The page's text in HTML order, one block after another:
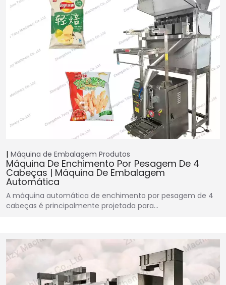
Máquina de Embalagem Produtos
Máquina De Enchimento Por Pesagem De 4
Cabeças | Máquina De Embalagem
Automática
A máquina automática de enchimento por pesagem de 4
cabeças é principalmente projetada para…